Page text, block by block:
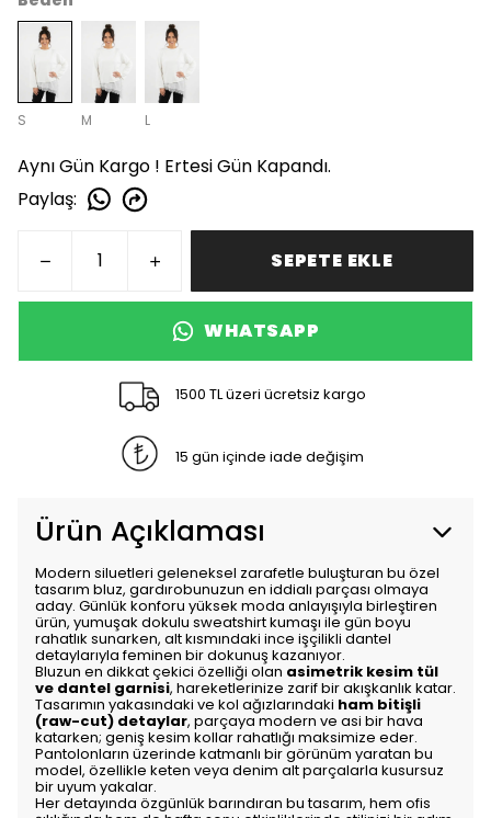
S M L
Aynı Gün Kargo ! Ertesi Gün Kapandı.
Paylaş:
SEPETE EKLE
WHATSAPP
1500 TL üzeri ücretsiz kargo
15 gün içinde iade değişim
Ürün Açıklaması
Modern siluetleri geleneksel zarafetle buluşturan bu özel
tasarım bluz, gardırobunuzun en iddialı parçası olmaya
aday. Günlük konforu yüksek moda anlayışıyla birleştiren
ürün, yumuşak dokulu sweatshirt kumaşı ile gün boyu
rahatlık sunarken, alt kısmındaki ince işçilikli dantel
detaylarıyla feminen bir dokunuş kazanıyor.
Bluzun en dikkat çekici özelliği olan asimetrik kesim tül
ve dantel garnisi, hareketlerinize zarif bir akışkanlık katar.
Tasarımın yakasındaki ve kol ağızlarındaki ham bitişli
(raw-cut) detaylar, parçaya modern ve asi bir hava
katarken; geniş kesim kollar rahatlığı maksimize eder.
Pantolonların üzerinde katmanlı bir görünüm yaratan bu
model, özellikle keten veya denim alt parçalarla kusursuz
bir uyum yakalar.
Her detayında özgünlük barındıran bu tasarım, hem ofis